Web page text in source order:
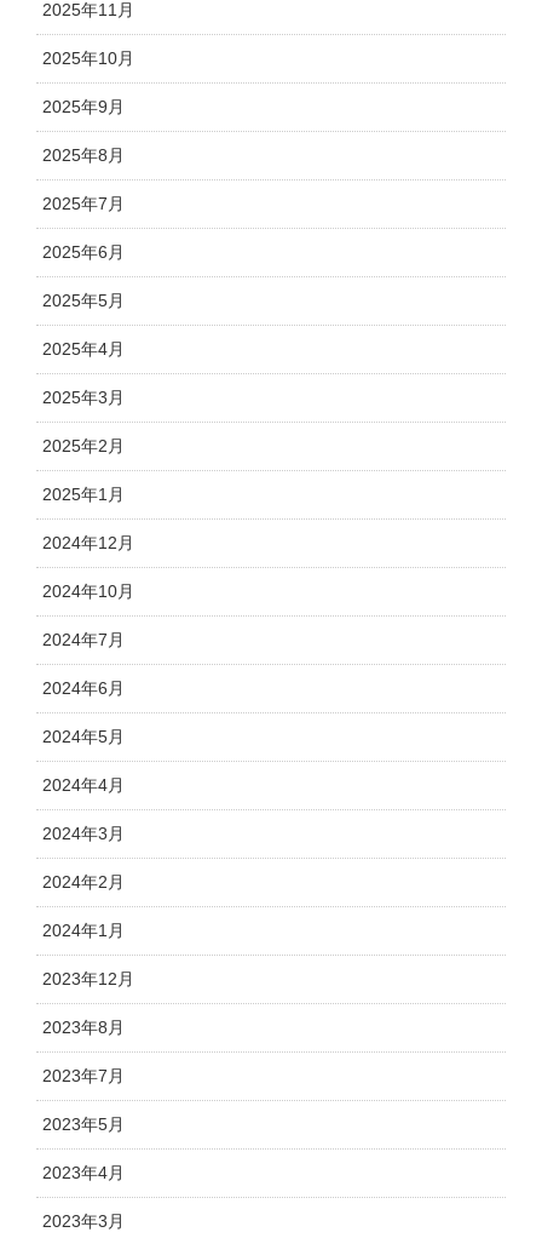
2025年11月
2025年10月
2025年9月
2025年8月
2025年7月
2025年6月
2025年5月
2025年4月
2025年3月
2025年2月
2025年1月
2024年12月
2024年10月
2024年7月
2024年6月
2024年5月
2024年4月
2024年3月
2024年2月
2024年1月
2023年12月
2023年8月
2023年7月
2023年5月
2023年4月
2023年3月